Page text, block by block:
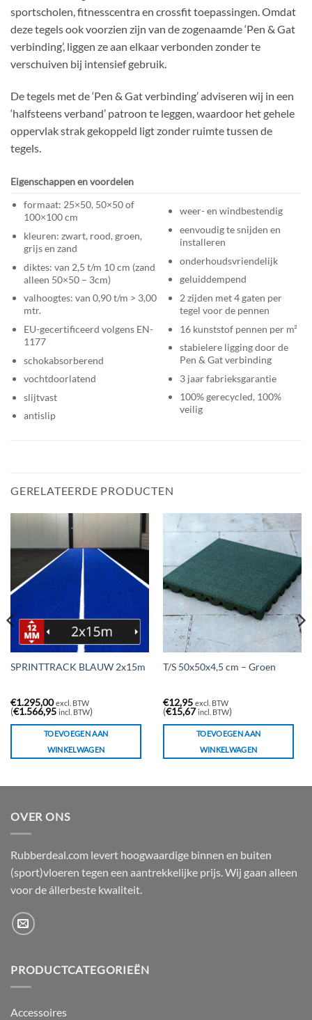
sportscholen, fitnesscentra en crossfit toepassingen. Omdat
deze tegels ook voorzien zijn van de zogenaamde ‘Pen & Gat
verbinding’, liggen ze aan elkaar verbonden zonder te
verschuiven bij intensief gebruik.
De tegels met de ‘Pen & Gat verbinding’ adviseren wij in een
‘halfsteens verband’ patroon te leggen, waardoor het gehele
oppervlak strak gekoppeld ligt zonder ruimte tussen de
tegels.
Eigenschappen en voordelen
formaat: 25×50, 50×50 of
100×100 cm
kleuren: zwart, rood, groen,
grijs en zand
diktes: van 2,5 t/m 10 cm (zand
alleen 50×50 – 3cm)
valhoogtes: van 0,90 t/m > 3,00
mtr.
EU-gecertificeerd volgens EN-
1177
schokabsorberend
vochtdoorlatend
slijtvast
antislip
weer- en windbestendig
eenvoudig te snijden en
installeren
onderhoudsvriendelijk
geluiddempend
2 zijden met 4 gaten per
tegel voor de pennen
16 kunststof pennen per m²
stabielere ligging door de
Pen & Gat verbinding
3 jaar fabrieksgarantie
100% gerecycled, 100%
veilig
GERELATEERDE PRODUCTEN
SPRINTTRACK BLAUW 2x15m
€1.295,00 excl. BTW
(€1.566,95 incl. BTW)
TOEVOEGEN AAN
WINKELWAGEN
T/S 50x50x4,5 cm – Groen
€12,95 excl. BTW
(€15,67 incl. BTW)
TOEVOEGEN AAN
WINKELWAGEN
OVER ONS
Rubberdeal.com levert hoogwaardige binnen en buiten
(sport)vloeren tegen een aantrekkelijke prijs. Wij gaan alleen
voor de állerbeste kwaliteit.
PRODUCTCATEGORIEËN
Accessoires